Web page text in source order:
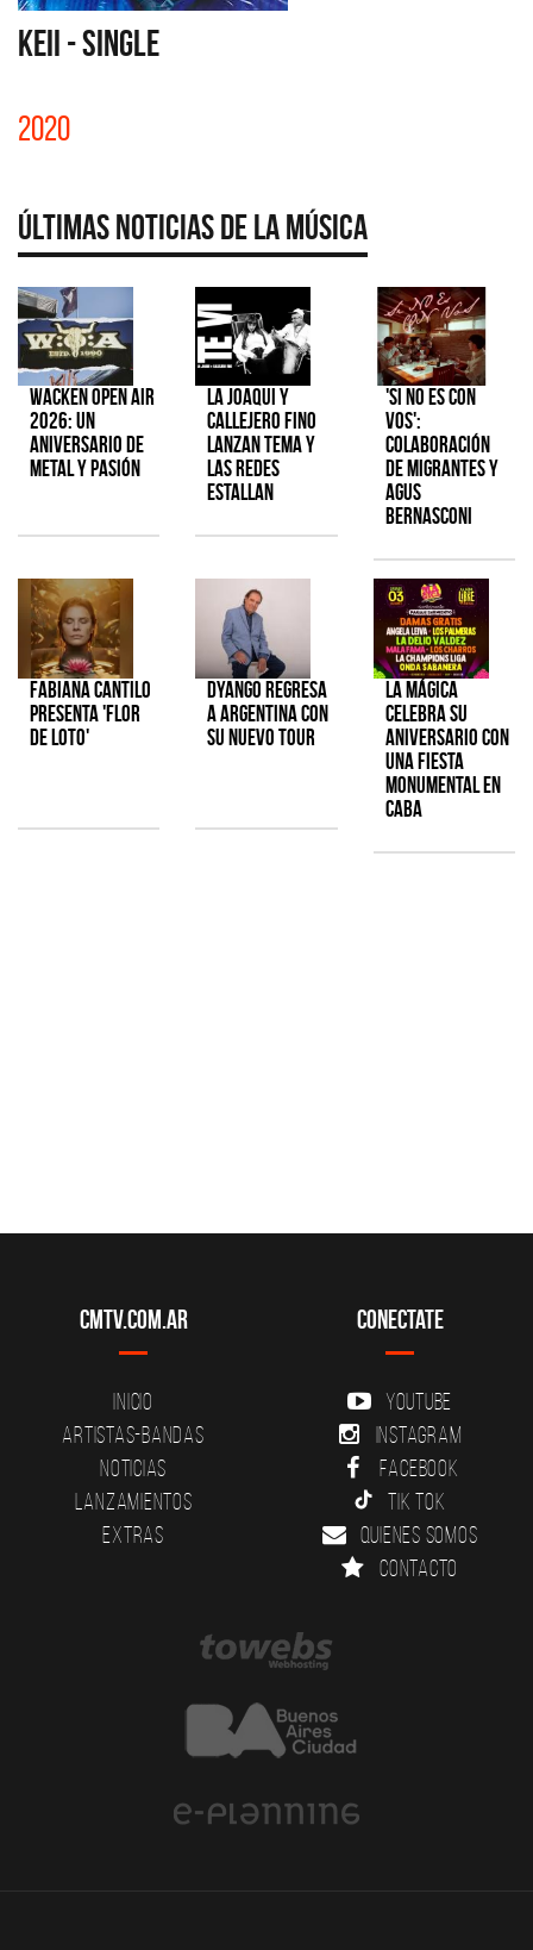
KEII - SINGLE
2020
Últimas Noticias de la Música
Wacken Open Air
2026: Un
aniversario de
metal y pasión
La Joaqui y
Callejero Fino
lanzan tema y
las redes
estallan
'Si No Es Con
Vos':
colaboración
de Migrantes y
Agus
Bernasconi
Fabiana Cantilo
presenta 'Flor
de Loto'
Dyango regresa
a Argentina con
su nuevo tour
La Mágica
celebra su
aniversario con
una fiesta
monumental en
CABA
CMTV.com.ar
Inicio
Artistas-Bandas
Noticias
Lanzamientos
Extras
Conectate
YouTube
Instagram
Facebook
Tik Tok
Quienes somos
Contacto